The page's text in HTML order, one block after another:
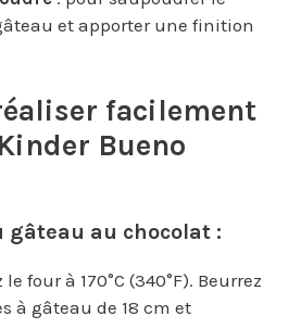
et apporter une finition
facilement
Bueno
gâteau au chocolat :
four à 170°C (340°F). Beurrez
à gâteau de 18 cm et